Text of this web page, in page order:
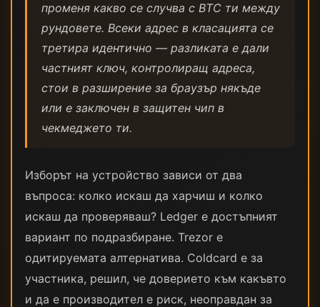
променя какво се случва с BTC ти между
рундовете. Всеки адрес в класацията се
третира идентично — разликата е дали
частният ключ, контролиращ адреса,
стои в разширение за браузър някъде
или е заключен в защитен чип в
чекмеджето ти.
Изборът на устройство зависи от два
въпроса: колко искаш да харчиш и колко
искаш да проверяваш? Ledger е достъпният
вариант по подразбиране. Trezor е
одитируемата алтернатива. Coldcard е за
участника, решил, че доверието към какъвто
и да е производител е риск, неоправдан за